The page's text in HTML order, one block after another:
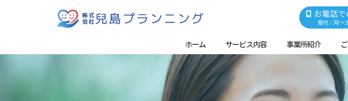
お電話
受付／月～
ホーム サービス内容 事業所紹介